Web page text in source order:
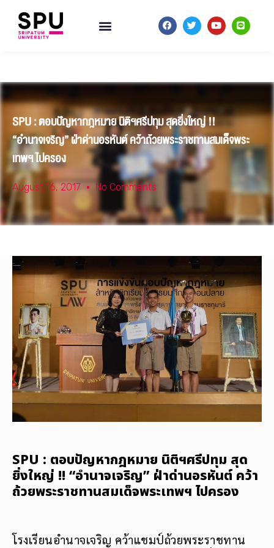
SPU : ตอบปัญหากฎหมาย นิติฯศรีปทุม สุดยิ่งใหญ่ !!
“อำนาจเจริญ” ฝ่าด่านอรหันต์ คว้าถ้วยพระราชทานสมเด็จพระ
เทพฯ ไปครอง
August 16, 2017 No Comments
SPU : ตอบปัญหากฎหมาย นิติฯศรีปทุม สุด
ยิ่งใหญ่ !! “อำนาจเจริญ” ฝ่าด่านอรหันต์ คว้า
ถ้วยพระราชทานสมเด็จพระเทพฯ ไปครอง
โรงเรียนอำนาจเจริญ คว้าแชมป์ถ้วยพระราชทาน